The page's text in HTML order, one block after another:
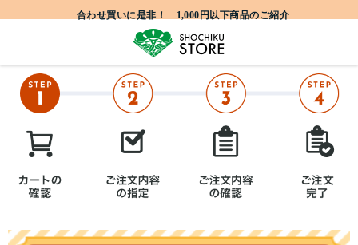
合わせ買いに是非！ 1,000円以下商品のご紹介